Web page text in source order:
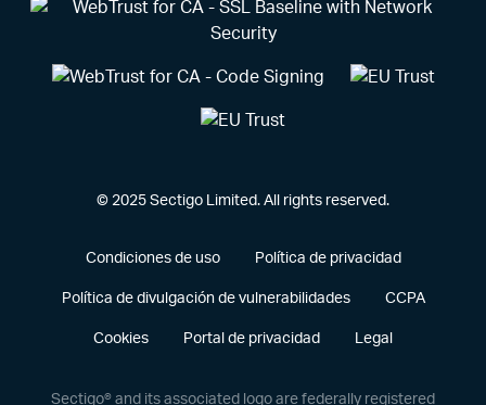
© 2025 Sectigo Limited. All rights reserved.
Condiciones de uso Política de privacidad
Política de divulgación de vulnerabilidades CCPA
Cookies Portal de privacidad Legal
Sectigo® and its associated logo are federally registered